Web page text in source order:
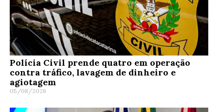
Polícia Civil prende quatro em operação
contra tráfico, lavagem de dinheiro e
agiotagem
05/08/2026